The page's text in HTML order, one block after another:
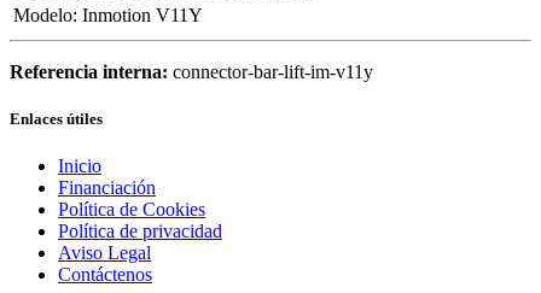
Modelo: Inmotion V11Y
Referencia interna: connector-bar-lift-im-v11y
Enlaces útiles
Inicio
Financiación
Política de Cookies
Política de privacidad
Aviso Legal
Contáctenos